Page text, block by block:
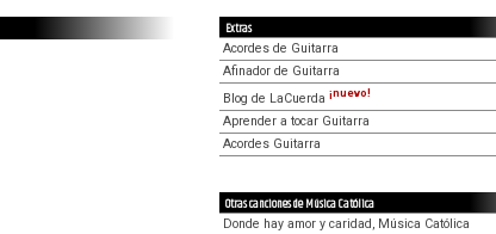
Extras
Acordes de Guitarra
Afinador de Guitarra
Blog de LaCuerda ¡nuevo!
Aprender a tocar Guitarra
Acordes Guitarra
Otras canciones de Música Católica
Donde hay amor y caridad, Música Católica